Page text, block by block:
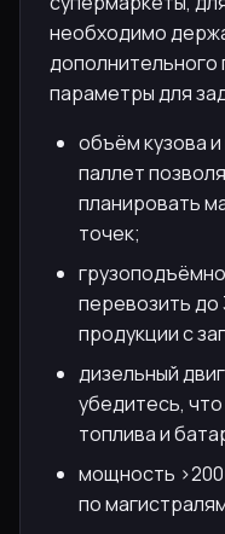
необходимо
дополнительного
параметры для
объём кузова
паллет
планировать
точек;
перевозить до
продукции с
дизельный
убедитесь,
топлива и
мощность
по